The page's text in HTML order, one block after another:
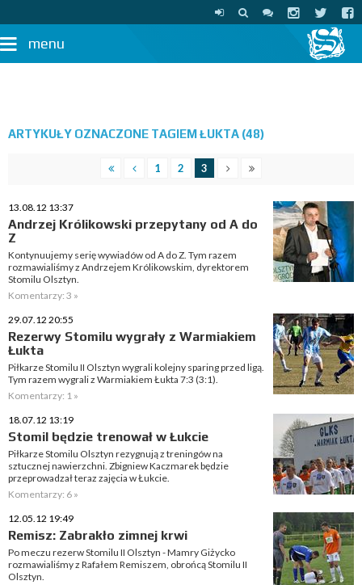
menu
ARTYKUŁY OZNACZONE TAGIEM ŁUKTA (48)
1 2 3
13.08.12 13:37
Andrzej Królikowski przepytany od A do
Z
Kontynuujemy serię wywiadów od A do Z. Tym razem
rozmawialiśmy z Andrzejem Królikowskim, dyrektorem
Stomilu Olsztyn.
Komentarzy: 3 »
29.07.12 20:55
Rezerwy Stomilu wygrały z Warmiakiem
Łukta
Piłkarze Stomilu II Olsztyn wygrali kolejny sparing przed ligą.
Tym razem wygrali z Warmiakiem Łukta 7:3 (3:1).
Komentarzy: 1 »
18.07.12 13:19
Stomil będzie trenował w Łukcie
Piłkarze Stomilu Olsztyn rezygnują z treningów na
sztucznej nawierzchni. Zbigniew Kaczmarek będzie
przeprowadzał teraz zajęcia w Łukcie.
Komentarzy: 6 »
12.05.12 19:49
Remisz: Zabrakło zimnej krwi
Po meczu rezerw Stomilu II Olsztyn - Mamry Giżycko
rozmawialiśmy z Rafałem Remiszem, obrońcą Stomilu II
Olsztyn.